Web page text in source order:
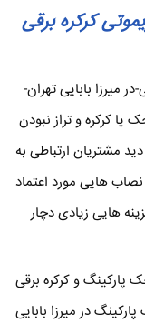
کرکره برقی
میرزا بابایی تهران-
کرکره و تراز نبودن
مشتریان ارتباطی به
نصاب هایی مورد اعتماد
هایی زیادی دچار
و کرکره برقی
در میرزا بابایی